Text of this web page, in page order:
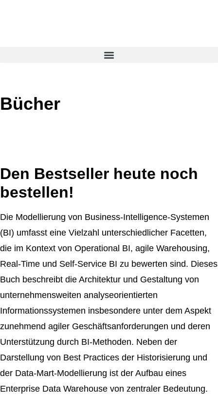
Bücher
Den Bestseller heute noch
bestellen!
Die Modellierung von Business-Intelligence-Systemen
(BI) umfasst eine Vielzahl unterschiedlicher Facetten,
die im Kontext von Operational BI, agile Warehousing,
Real-Time und Self-Service BI zu bewerten sind. Dieses
Buch beschreibt die Architektur und Gestaltung von
unternehmensweiten analyseorientierten
Informationssystemen insbesondere unter dem Aspekt
zunehmend agiler Geschäftsanforderungen und deren
Unterstützung durch BI-Methoden. Neben der
Darstellung von Best Practices der Historisierung und
der Data-Mart-Modellierung ist der Aufbau eines
Enterprise Data Warehouse von zentraler Bedeutung.